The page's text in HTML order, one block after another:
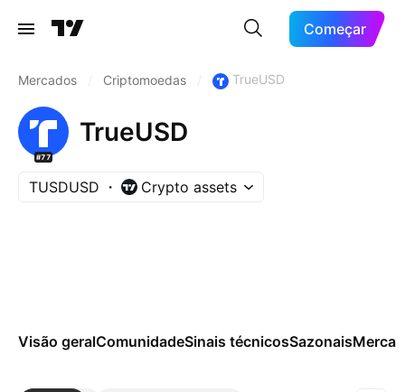
Começar
Mercados Criptomoedas TrueUSD
#77
TrueUSD
TUSDUSD Crypto assets
Visão geralComunidadeSinais técnicosSazonais